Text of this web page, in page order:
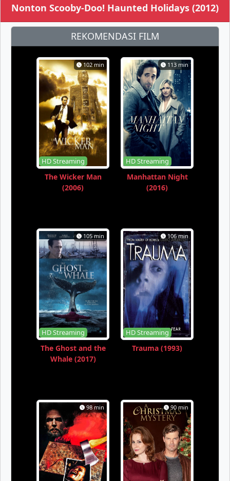
Nonton Scooby-Doo! Haunted Holidays (2012)
REKOMENDASI FILM
102 min
HD Streaming
The Wicker Man
(2006)
113 min
HD Streaming
Manhattan Night
(2016)
105 min
HD Streaming
The Ghost and the
Whale (2017)
106 min
HD Streaming
Trauma (1993)
98 min 90 min